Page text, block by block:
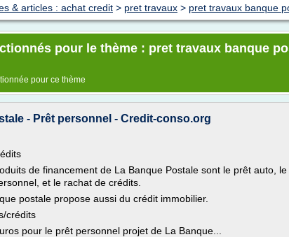
& articles : achat credit > pret travaux > pret travaux banque
pour le thème : pret travaux banque
pour ce thème
- Prêt personnel - Credit-conso.org
de financement de La Banque Postale sont le prêt auto,
et le rachat de crédits.
postale propose aussi du crédit immobilier.
crédits
pour le prêt personnel projet de La Banque...